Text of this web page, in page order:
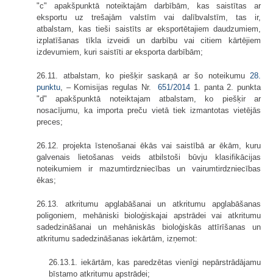
"c" apakšpunktā noteiktajām darbībām, kas saistītas ar
eksportu uz trešajām valstīm vai dalībvalstīm, tas ir,
atbalstam, kas tieši saistīts ar eksportētajiem daudzumiem,
izplatīšanas tīkla izveidi un darbību vai citiem kārtējiem
izdevumiem, kuri saistīti ar eksporta darbībām;
26.11. atbalstam, ko piešķir saskaņā ar šo noteikumu 28.
punktu , – Komisijas regulas Nr. 651/2014 1. panta 2. punkta
"d" apakšpunktā noteiktajam atbalstam, ko piešķir ar
nosacījumu, ka importa preču vietā tiek izmantotas vietējās
preces;
26.12. projekta īstenošanai ēkās vai saistībā ar ēkām, kuru
galvenais lietošanas veids atbilstoši būvju klasifikācijas
noteikumiem ir mazumtirdzniecības un vairumtirdzniecības
ēkas;
26.13. atkritumu apglabāšanai un atkritumu apglabāšanas
poligoniem, mehāniski bioloģiskajai apstrādei vai atkritumu
sadedzināšanai un mehāniskās bioloģiskās attīrīšanas un
atkritumu sadedzināšanas iekārtām, izņemot:
26.13.1. iekārtām, kas paredzētas vienīgi nepārstrādājamu
bīstamo atkritumu apstrādei;